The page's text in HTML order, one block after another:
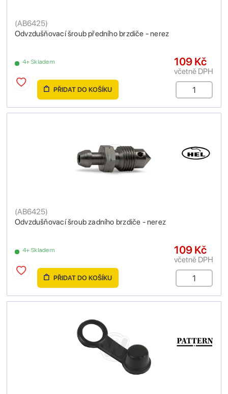
Odvzdušňovací šroub předního brzdiče - nerez
(AB6425)
4+ Skladem 109 Kč
včetně DPH
PŘIDAT DO KOŠÍKU
Odvzdušňovací šroub zadního brzdiče - nerez
(AB6425)
4+ Skladem 109 Kč
včetně DPH
PŘIDAT DO KOŠÍKU